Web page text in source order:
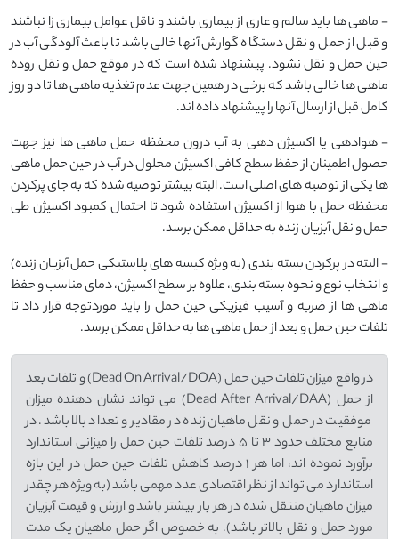
- ماهی ها باید سالم و عاری از بیماری باشند و ناقل عوامل بیماری زا نباشند
و قبل از حمل و نقل دستگاه گوارش آنها خالی باشد تا باعث آلودگی آب در
حین حمل و نقل نشود. پیشنهاد شده است که در موقع حمل و نقل روده
ماهی ها خالی باشد که برخی در همین جهت عدم تغذیه ماهی ها تا دو روز
کامل قبل از ارسال آنها را پیشنهاد داده اند.
- هوادهی یا اکسیژن دهی به آب درون محفظه حمل ماهی ها نیز جهت
حصول اطمینان از حفظ سطح کافی اکسیژن محلول در آب در حین حمل ماهی
ها یکی از توصیه های اصلی است. البته بیشتر توصیه شده که به جای پرکردن
محفظه حمل با هوا از اکسیژن استفاده شود تا احتمال کمبود اکسیژن طی
حمل و نقل آبزیان زنده به حداقل ممکن برسد.
- البته در پرکردن بسته بندی (به ویژه کیسه های پلاستیکی حمل آبزیان زنده)
و انتخاب نوع و نحوه بسته بندی، علاوه بر سطح اکسیژن، دمای مناسب و حفظ
ماهی ها از ضربه و آسیب فیزیکی حین حمل را باید موردتوجه قرار داد تا
تلفات حین حمل و بعد از حمل ماهی ها به حداقل ممکن برسد.
در واقع میزان تلفات حین حمل (Dead On Arrival/DOA) و تلفات بعد
از حمل (Dead After Arrival/DAA) می تواند نشان دهنده میزان
موفقیت در حمل و نقل ماهیان زنده در مقادیر و تعداد بالا باشد. در
منابع مختلف حدود 3 تا 5 درصد تلفات حین حمل را میزانی استاندارد
برآورد نموده اند، اما هر 1 درصد کاهش تلفات حین حمل در این بازه
استاندارد می تواند از نظر اقتصادی عدد مهمی باشد (به ویژه هر چقدر
میزان ماهیان منتقل شده در هر بار بیشتر باشد و ارزش و قیمت آبزیان
مورد حمل و نقل بالاتر باشد). به خصوص اگر حمل ماهیان یک مدت